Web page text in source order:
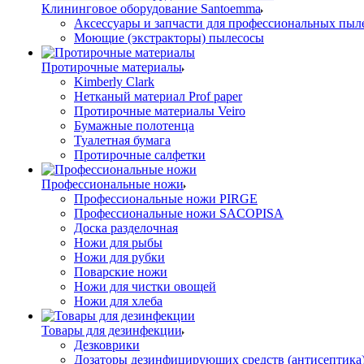
Клининговое оборудование Santoemma
Аксессуары и запчасти для профессиональных
Моющие (экстракторы) пылесосы
Протирочные материалы
Kimberly Clark
Нетканый материал Prof paper
Протирочные материалы Veiro
Бумажные полотенца
Туалетная бумага
Протирочные салфетки
Профессиональные ножи
Профессиональные ножи PIRGE
Профессиональные ножи SACOPISA
Доска разделочная
Ножи для рыбы
Ножи для рубки
Поварские ножи
Ножи для чистки овощей
Ножи для хлеба
Товары для дезинфекции
Дезковрики
Дозаторы дезинфицирующих средств